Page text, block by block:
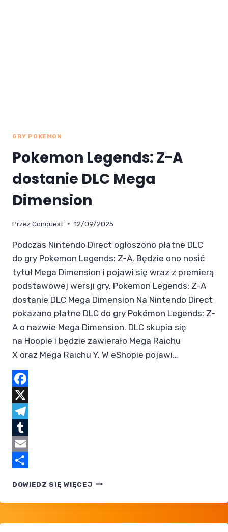
GRY POKEMON
Pokemon Legends: Z-A
dostanie DLC Mega
Dimension
Przez Conquest 12/09/2025
Podczas Nintendo Direct ogłoszono płatne DLC
do gry Pokemon Legends: Z-A. Będzie ono nosić
tytuł Mega Dimension i pojawi się wraz z premierą
podstawowej wersji gry. Pokemon Legends: Z-A
dostanie DLC Mega Dimension Na Nintendo Direct
pokazano płatne DLC do gry Pokémon Legends: Z-
A o nazwie Mega Dimension. DLC skupia się
na Hoopie i będzie zawierało Mega Raichu
X oraz Mega Raichu Y. W eShopie pojawi…
Facebook
X
Telegram
Tumblr
Email
DOWIEDZ SIĘ WIĘCEJPOKEMON
Z-
DOSTANIE